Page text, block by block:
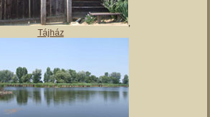
– Vaja szálláshely